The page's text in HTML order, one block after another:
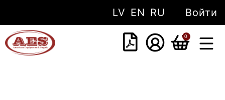
LV EN RU Войти
0